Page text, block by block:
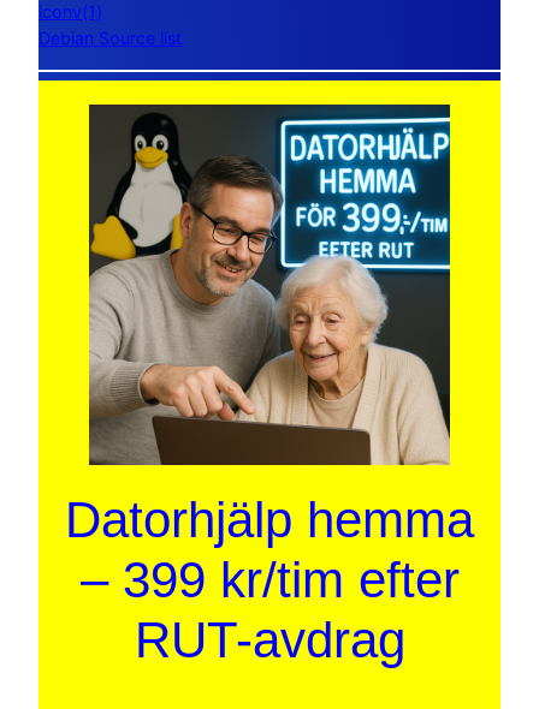
iconv(1)
Debian Source list
Datorhjälp hemma
– 399 kr/tim efter
RUT-avdrag